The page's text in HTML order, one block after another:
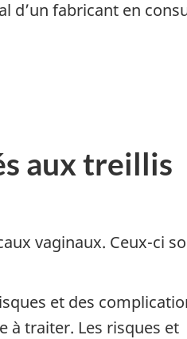
d’un fabricant en
aux treillis
vaginaux. Ceux-ci
et des
à traiter. Les risques et